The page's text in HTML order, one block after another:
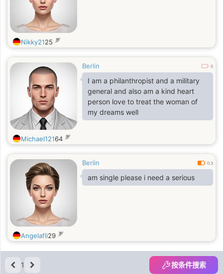
Nikky2125 岁
Berlin 0
I am a philanthropist and a military
general and also am a kind heart
person love to treat the woman of
my dreams well
Michael12164 岁
Berlin 0.3
am single please i need a serious
Angelafli29 岁
1 按条件搜索